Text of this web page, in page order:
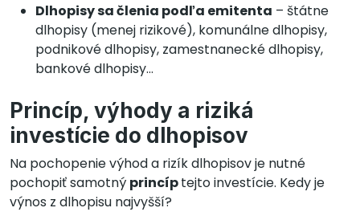
Dlhopisy sa členia podľa emitenta – štátne
dlhopisy (menej rizikové), komunálne dlhopisy,
podnikové dlhopisy, zamestnanecké dlhopisy,
bankové dlhopisy…
Princíp, výhody a riziká
investície do dlhopisov
Na pochopenie výhod a rizík dlhopisov je nutné
pochopiť samotný princíptejto investície. Kedy je
výnos z dlhopisu najvyšší?